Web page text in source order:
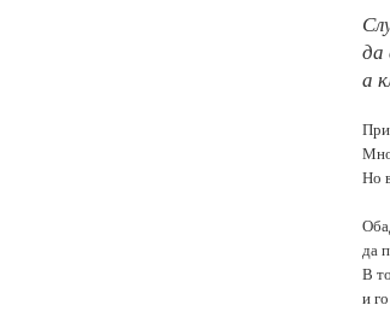
да
а
При
Но
да
В
и